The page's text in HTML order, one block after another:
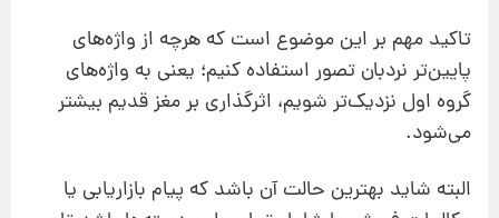
تاکید مهم بر این موضوع است که هرچه از واژه‌های
پایین‌تر نردبان تصور استفاده کنیم؛ یعنی به واژه‌های
گروه اول نزدیک‌تر شویم، اثرگذاری بر مغز قدیم بیشتر
می‌شود.
البته شاید بهترین حالت آن باشد که پیام بازاریابی یا